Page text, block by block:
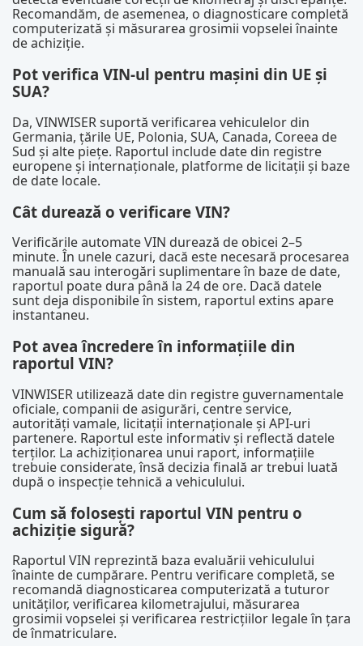
Recomandăm, de asemenea, o diagnosticare completă
computerizată și măsurarea grosimii vopselei înainte
de achiziție.
Pot verifica VIN-ul pentru mașini din UE și
SUA?
Da, VINWISER suportă verificarea vehiculelor din
Germania, țările UE, Polonia, SUA, Canada, Coreea de
Sud și alte piețe. Raportul include date din registre
europene și internaționale, platforme de licitații și baze
de date locale.
Cât durează o verificare VIN?
Verificările automate VIN durează de obicei 2–5
minute. În unele cazuri, dacă este necesară procesarea
manuală sau interogări suplimentare în baze de date,
raportul poate dura până la 24 de ore. Dacă datele
sunt deja disponibile în sistem, raportul extins apare
instantaneu.
Pot avea încredere în informațiile din
raportul VIN?
VINWISER utilizează date din registre guvernamentale
oficiale, companii de asigurări, centre service,
autorități vamale, licitații internaționale și API-uri
partenere. Raportul este informativ și reflectă datele
terților. La achiziționarea unui raport, informațiile
trebuie considerate, însă decizia finală ar trebui luată
după o inspecție tehnică a vehiculului.
Cum să folosești raportul VIN pentru o
achiziție sigură?
Raportul VIN reprezintă baza evaluării vehiculului
înainte de cumpărare. Pentru verificare completă, se
recomandă diagnosticarea computerizată a tuturor
unităților, verificarea kilometrajului, măsurarea
grosimii vopselei și verificarea restricțiilor legale în țara
de înmatriculare.